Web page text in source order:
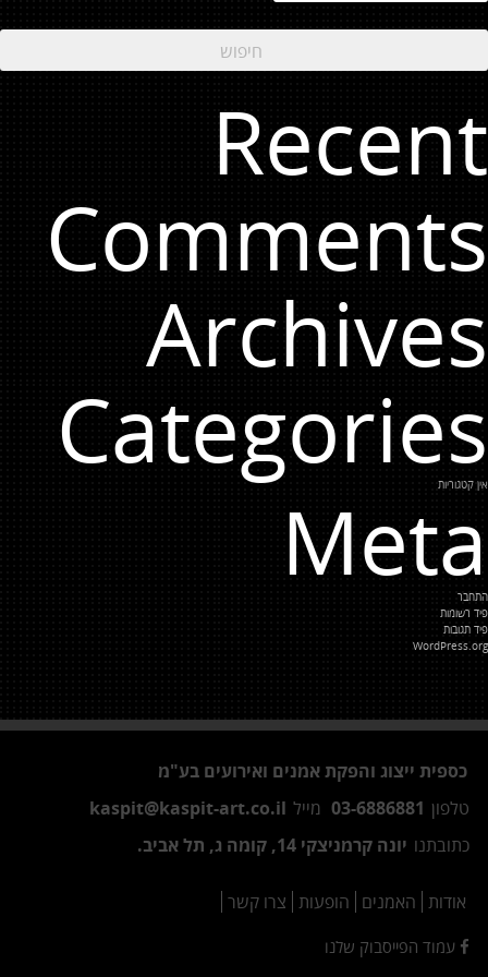
Recent
Comments
Archives
Categories
אין קטגוריות
Meta
התחבר
פיד רשומות
פיד תגובות
WordPress.org
כספית ייצוג והפקת אמנים ואירועים בע"מ
טלפון 03-6886881 מייל kaspit@kaspit-art.co.il
כתובתנו יונה קרמניצקי 14, קומה ג, תל אביב.
אודות האמנים הופעות צרו קשר
עמוד הפייסבוק שלנו